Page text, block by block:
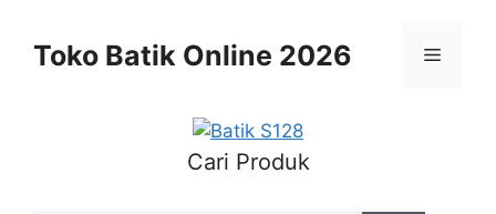
contentToko Batik Online 2026 Menu
Cari Produk